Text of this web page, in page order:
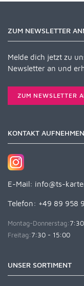
ZUM NEWSLETTER
Melde dich jetzt zu
Newsletter an und
ZUM NEWSLETTER
KONTAKT AUFNEHMEN
E-Mail: info@ts-
Telefon: +49 89 958
Montag-Donnerstag:
Freitag:7:30 - 15:00
UNSER SORTIMENT